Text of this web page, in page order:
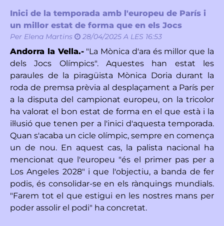
Inici de la temporada amb l'europeu de París i
un millor estat de forma que en els Jocs
Per Elena Martins 28/04/2025 A LES 16:53
Andorra la Vella.-"La Mònica d'ara és millor que la
dels Jocs Olímpics". Aquestes han estat les
paraules de la piragüista Mònica Doria durant la
roda de premsa prèvia al desplaçament a París per
a la disputa del campionat europeu, on la tricolor
ha valorat el bon estat de forma en el que està i la
il·lusió que tenen per a l'inici d'aquesta temporada.
Quan s'acaba un cicle olímpic, sempre en comença
un de nou. En aquest cas, la palista nacional ha
mencionat que l'europeu "és el primer pas per a
Los Angeles 2028" i que l'objectiu, a banda de fer
podis, és consolidar-se en els rànquings mundials.
"Farem tot el que estigui en les nostres mans per
poder assolir el podi" ha concretat.